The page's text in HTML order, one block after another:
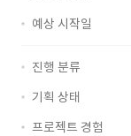
예상 시작일
진행 분류
기획 상태
프로젝트 경험